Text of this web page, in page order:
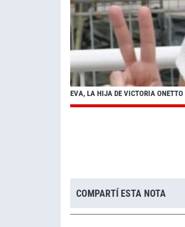
EVA, LA HIJA DE VICTORIA
COMPARTÍ ESTA NOTA